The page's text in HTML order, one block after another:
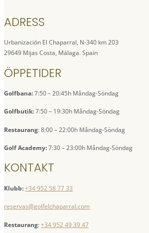
ADRESS
Urbanización El Chaparral, N-340 km 203
29649 Mijas Costa, Málaga. Spain
ÖPPETIDER
Golfbana:7:50 – 20:45h Måndag-Söndag
Golfbutik:7:50 – 19:30h Måndag-Söndag
Restaurang: 8:00 – 22:00h Måndag-Söndag
Golf Academy:7:30 – 23:00h Måndag-Söndag
KONTAKT
Klubb:+34 952 58 77 33
reservas@golfelchaparral.com
Restaurang:+34 952 49 39 47